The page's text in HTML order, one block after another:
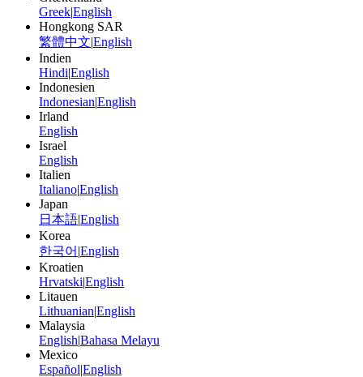
GreekEnglish
Hongkong SAR
繁體中文 English
Indien
HindiEnglish
Indonesien
IndonesianEnglish
Irland
English
Israel
English
Italien
ItalianoEnglish
Japan
日本語English
Korea
한국어 English
Kroatien
HrvatskiEnglish
Litauen
LithuanianEnglish
Malaysia
EnglishBahasa Melayu
Mexico
EspañolEnglish